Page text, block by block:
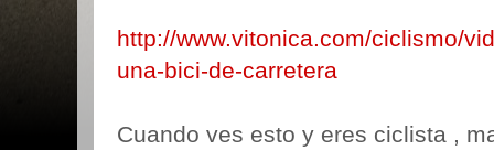
http://www.vitonica.com/ciclismo/
una-bici-de-carretera
Cuando ves esto y eres ciclista ,